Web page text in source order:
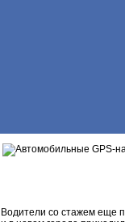
Водители со стажем еще